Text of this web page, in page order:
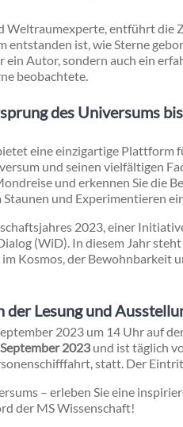
Weltraumexperte, entführt die
entstanden ist, wie Sterne
Autor, sondern auch ein
beobachtete.
des Universums
eine einzigartige Plattform
und seinen vielfältigen
und erkennen Sie die
und Experimentieren
2023, einer
(WiD). In diesem Jahr
Kosmos, der Bewohnbarkeit
der Lesung und
2023 um 14 Uhr auf
2023und ist täglich
statt. Der
– erleben Sie eine
der MS Wissenschaft!